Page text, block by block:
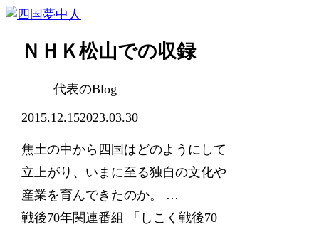
ＮＨＫ松山での収録
代表のBlog
2015.12.152023.03.30
焦土の中から四国はどのようにして
立上がり、いまに至る独自の文化や
産業を育んできたのか。 …
戦後70年関連番組 「しこく戦後70